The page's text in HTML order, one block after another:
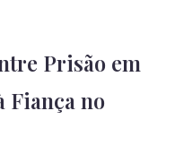
Prisão em
Fiança no